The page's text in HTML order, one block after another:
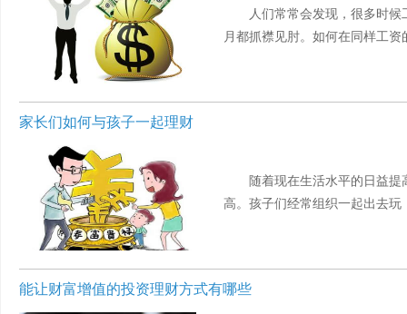
人们常常会发现，很多时
月都抓襟见肘。如何在同样工资
家长们如何与孩子一起理财
随着现在生活水平的日益
高。孩子们经常组织一起出去玩
能让财富增值的投资理财方式有哪些